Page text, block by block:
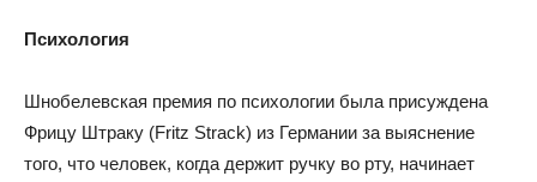
Психология
Шнобелевская премия по психологии была присуждена
Фрицу Штраку (Fritz Strack) из Германии за выяснение
того, что человек, когда держит ручку во рту, начинает